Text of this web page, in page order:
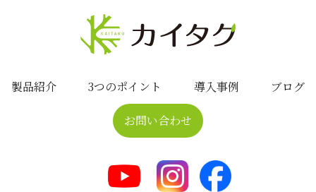
製品紹介 3つのポイント 導入事例 ブログ
お問い合わせ